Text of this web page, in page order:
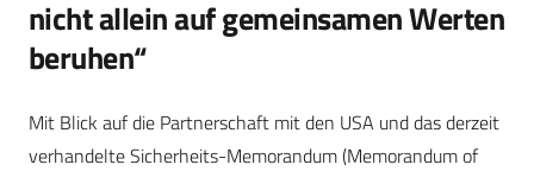
nicht allein auf gemeinsamen Werten
beruhen“
Mit Blick auf die Partnerschaft mit den USA und das derzeit
verhandelte Sicherheits-Memorandum (Memorandum of